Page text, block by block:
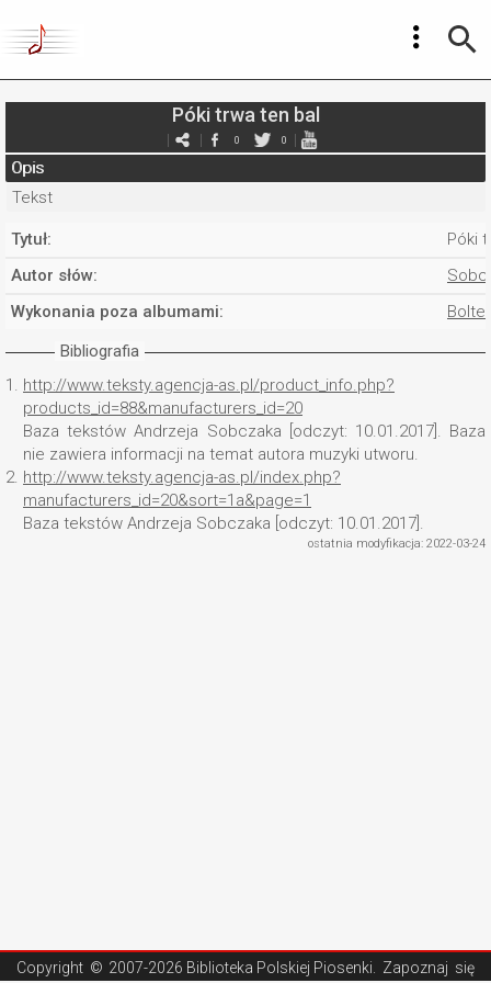
Póki trwa ten bal
0 0
Opis
Tekst
Tytuł:
Póki
Autor słów:
Wykonania poza albumami:
Bolter
Bibliografia
1. http://www.teksty.agencja-as.pl/product_info.php?
products_id=88&manufacturers_id=20
Baza tekstów Andrzeja Sobczaka [odczyt: 10.01.2017]. Baza
nie zawiera informacji na temat autora muzyki utworu.
2. http://www.teksty.agencja-as.pl/index.php?
manufacturers_id=20&sort=1a&page=1
Baza tekstów Andrzeja Sobczaka [odczyt: 10.01.2017].
ostatnia modyfikacja: 2022-03-24
Copyright © 2007-2026 Biblioteka Polskiej Piosenki . Zapoznaj się